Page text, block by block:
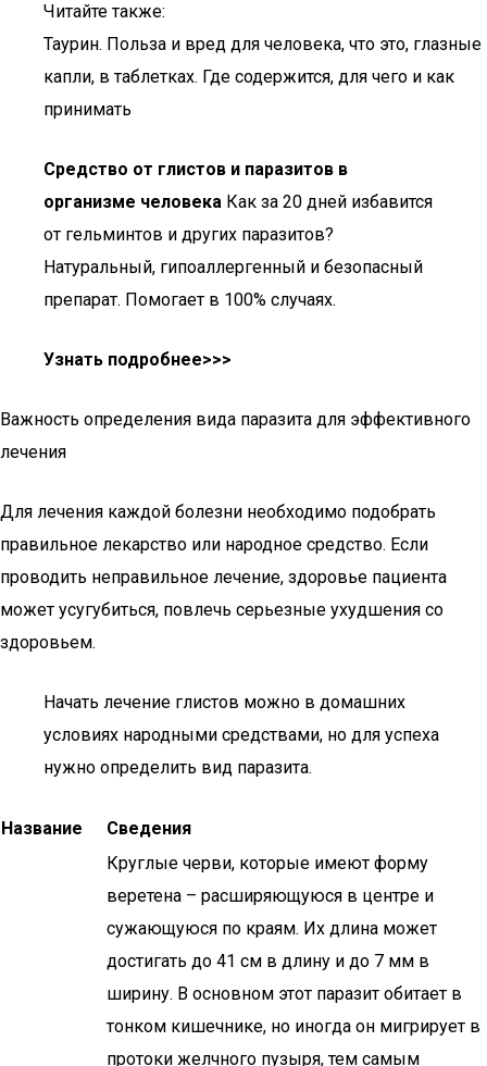
Читайте также:
Таурин. Польза и вред для человека, что это, глазные
капли, в таблетках. Где содержится, для чего и как
принимать
Средство от глистов и паразитов в
организме человека Как за 20 дней избавится
от гельминтов и других паразитов?
Натуральный, гипоаллергенный и безопасный
препарат. Помогает в 100% случаях.
Узнать подробнее>>>
Важность определения вида паразита для эффективного
лечения
Для лечения каждой болезни необходимо подобрать
правильное лекарство или народное средство. Если
проводить неправильное лечение, здоровье пациента
может усугубиться, повлечь серьезные ухудшения со
здоровьем.
Начать лечение глистов можно в домашних
условиях народными средствами, но для успеха
нужно определить вид паразита.
Название Сведения
Круглые черви, которые имеют форму
веретена – расширяющуюся в центре и
сужающуюся по краям. Их длина может
достигать до 41 см в длину и до 7 мм в
ширину. В основном этот паразит обитает в
тонком кишечнике, но иногда он мигрирует в
протоки желчного пузыря, тем самым